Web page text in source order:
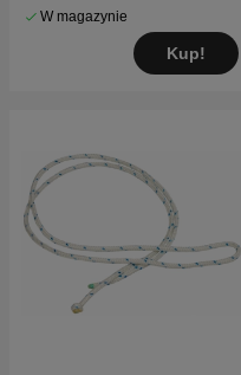
W magazynie
Kup!